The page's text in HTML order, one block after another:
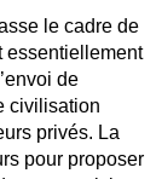
le cadre de
essentiellement
de
civilisation
privés. La
pour proposer